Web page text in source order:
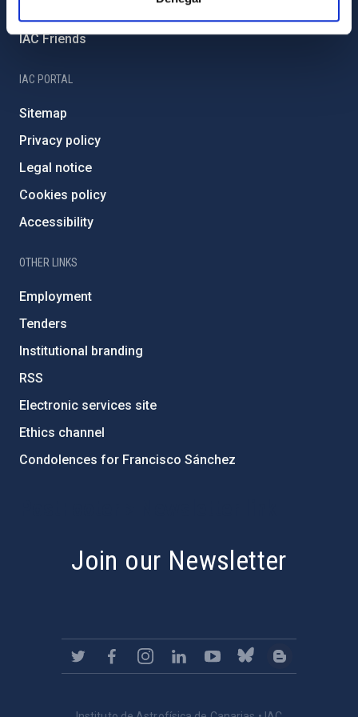
IAC Friends
IAC PORTAL
Sitemap
Privacy policy
Legal notice
Cookies policy
Accessibility
OTHER LINKS
Employment
Tenders
Institutional branding
RSS
Electronic services site
Ethics channel
Condolences for Francisco Sánchez
Join our Newsletter